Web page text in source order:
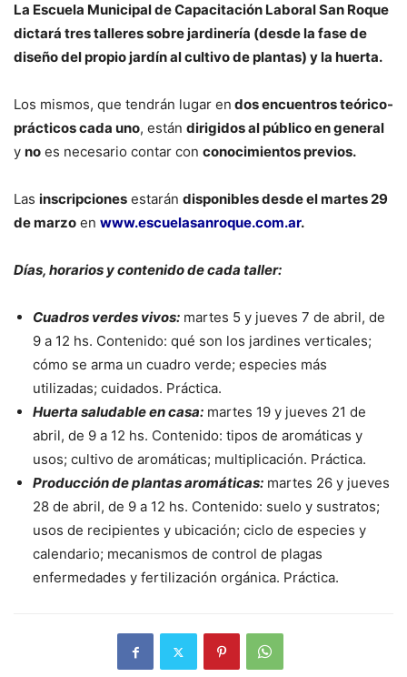
La Escuela Municipal de Capacitación Laboral San Roque
dictará tres talleres sobre jardinería (desde la fase de
diseño del propio jardín al cultivo de plantas) y la huerta.
Los mismos, que tendrán lugar en dos encuentros teórico-
prácticos cada uno, están dirigidos al público en general
y no es necesario contar con conocimientos previos.
Las inscripciones estarán disponibles desde el martes 29
de marzo en www.escuelasanroque.com.ar.
Días, horarios y contenido de cada taller:
Cuadros verdes vivos: martes 5 y jueves 7 de abril, de
9 a 12 hs. Contenido: qué son los jardines verticales;
cómo se arma un cuadro verde; especies más
utilizadas; cuidados. Práctica.
Huerta saludable en casa: martes 19 y jueves 21 de
abril, de 9 a 12 hs. Contenido: tipos de aromáticas y
usos; cultivo de aromáticas; multiplicación. Práctica.
Producción de plantas aromáticas: martes 26 y jueves
28 de abril, de 9 a 12 hs. Contenido: suelo y sustratos;
usos de recipientes y ubicación; ciclo de especies y
calendario; mecanismos de control de plagas
enfermedades y fertilización orgánica. Práctica.